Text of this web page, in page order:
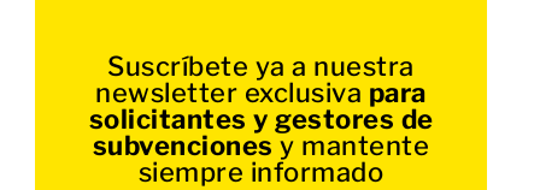
Suscríbete ya a nuestra
newsletter exclusiva para
solicitantes y gestores de
subvenciones y mantente
siempre informado